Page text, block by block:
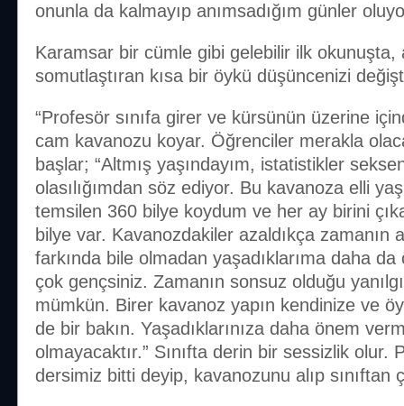
onunla da kalmayıp anımsadığım günler
Karamsar bir cümle gibi gelebilir ilk okunuşta,
somutlaştıran kısa bir öykü düşüncenizi
“Profesör sınıfa girer ve kürsünün üzerine
cam kavanozu koyar. Öğrenciler merakla
başlar; “Altmış yaşındayım, istatistikler
olasılığımdan söz ediyor. Bu kavanoza elli
temsilen 360 bilye koydum ve her ay birini
bilye var. Kavanozdakiler azaldıkça zamanın
farkında bile olmadan yaşadıklarıma daha
çok gençsiniz. Zamanın sonsuz olduğu
mümkün. Birer kavanoz yapın kendinize ve
de bir bakın. Yaşadıklarınıza daha önem
olmayacaktır.” Sınıfta derin bir sessizlik olur.
dersimiz bitti deyip, kavanozunu alıp sınıftan